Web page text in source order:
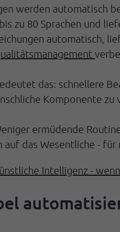
werden automatisch
zu 80 Sprachen und
automatisch,
das: schnellere
Komponente zu
ermüdende
auf das Wesentliche -
Intelligenz -